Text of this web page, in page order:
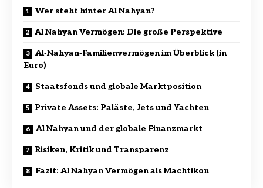
Wer steht hinter Al Nahyan?
Al Nahyan Vermögen: Die große Perspektive
Al‑Nahyan‑Familienvermögen im Überblick (in
Euro)
Staatsfonds und globale Marktposition
Private Assets: Paläste, Jets und Yachten
Al Nahyan und der globale Finanzmarkt
Risiken, Kritik und Transparenz
Fazit: Al Nahyan Vermögen als Machtikon